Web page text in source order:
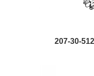
207-30-